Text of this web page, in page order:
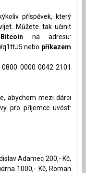
příspěvek, který
Můžete tak učinit
Bitcoin na adresu:
nebo příkazem
0000 0042 2101
abychom mezi dárci
pro příjemce uvést:
Adamec 200,- Kč,
1000,- Kč, Roman